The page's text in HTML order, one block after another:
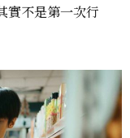
實不是第一次行